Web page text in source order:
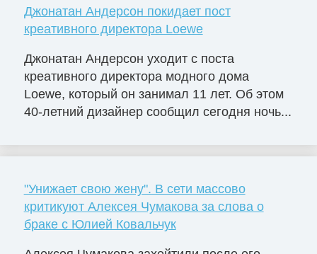
Джонатан Андерсон покидает пост
креативного директора Loewe
Джонатан Андерсон уходит с поста
креативного директора модного дома
Loewe, который он занимал 11 лет. Об этом
40-летний дизайнер сообщил сегодня ночь...
"Унижает свою жену". В сети массово
критикуют Алексея Чумакова за слова о
браке с Юлией Ковальчук